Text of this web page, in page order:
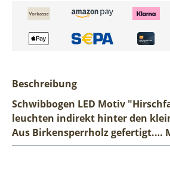
Beschreibung
Schwibbogen LED Motiv
leuchten indirekt hinter den
Aus Birkensperrholz gefertigt.…